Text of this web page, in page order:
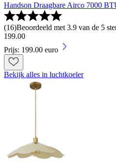
Handson Draagbare Airco 7000
(16)Beoordeeld met 3.9 van de 5
199.00
Prijs: 199.00 euro
Bekijk alles in luchtkoeler